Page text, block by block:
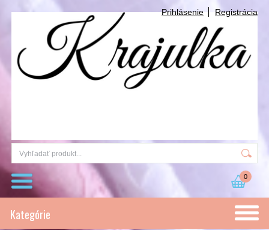
Prihlásenie Registrácia
0
Kategórie